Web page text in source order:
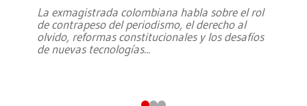
La exmagistrada colombiana habla sobre el rol
de contrapeso del periodismo, el derecho al
olvido, reformas constitucionales y los desafíos
de nuevas tecnologías...